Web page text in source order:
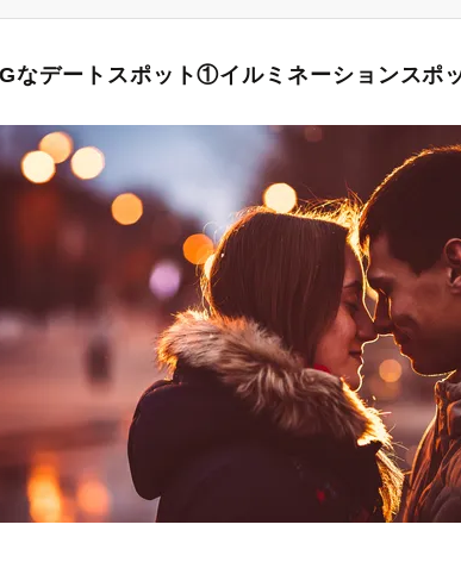
なデートスポット①イルミネーションスポ